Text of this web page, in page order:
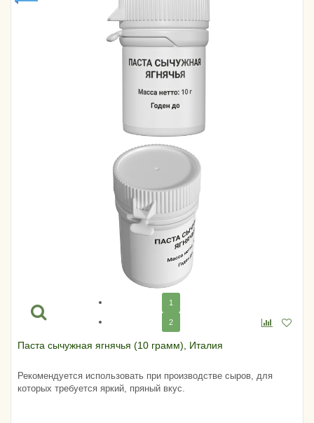
1
2
Паста сычужная ягнячья (10 грамм), Италия
Рекомендуется использовать при производстве сыров, для
которых требуется яркий, пряный вкус.